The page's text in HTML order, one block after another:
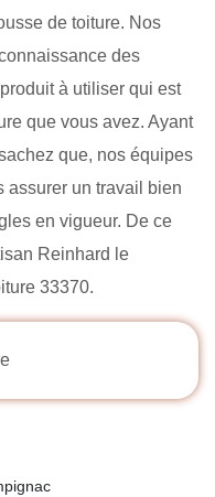
de toiture. Nos
des
à utiliser qui est
que vous avez. Ayant
que, nos équipes
assurer un travail bien
en vigueur. De ce
Reinhard le
33370.